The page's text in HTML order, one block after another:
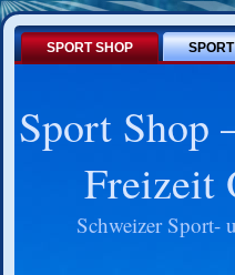
SPORT SHOP
Sport Shop
Freizeit
Schweizer Sport-